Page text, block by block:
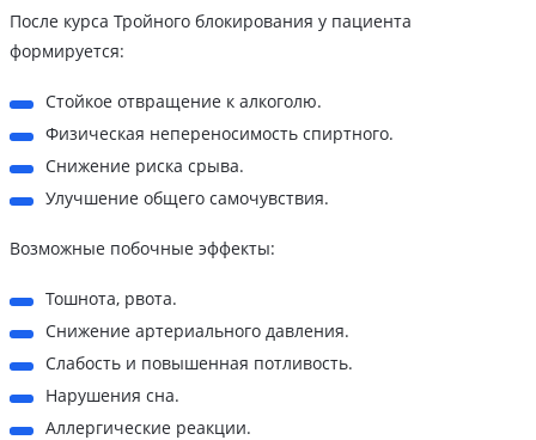
После курса Тройного блокирования у пациента
формируется:
Стойкое отвращение к алкоголю.
Физическая непереносимость спиртного.
Снижение риска срыва.
Улучшение общего самочувствия.
Возможные побочные эффекты:
Тошнота, рвота.
Снижение артериального давления.
Слабость и повышенная потливость.
Нарушения сна.
Аллергические реакции.